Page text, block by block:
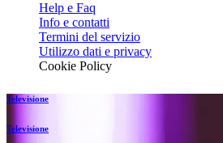
Help e Faq
Info e contatti
Termini del servizio
Utilizzo dati e privacy
Cookie Policy
Televisione
Televisione